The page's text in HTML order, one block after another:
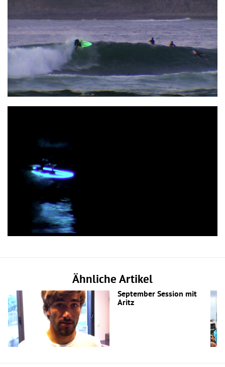
Ähnliche Artikel
September Session mit
Aritz